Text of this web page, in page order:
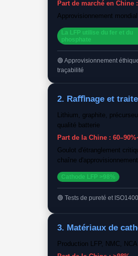
Part de marché en Chine
Approvisionnement
La LFP utilise du fer et du
phosphate
Approvisionnement
traçabilité
2. Raﬃnage et
Lithium, graphite,
qualité batterie
Part de la Chine :
Goulot d'étranglement
chaîne d'approvisionnement
Cathode LFP >98%
Tests de pureté et
3. Matériaux de
Production LFP, NMC, NCA